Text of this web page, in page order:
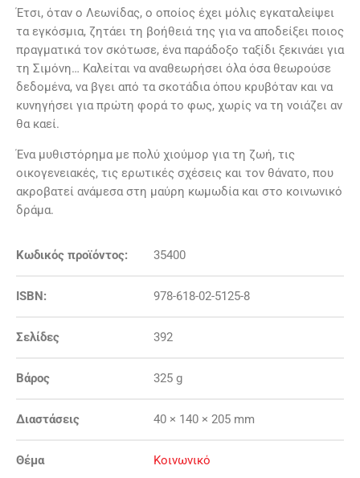
Έτσι, όταν ο Λεωνίδας, ο οποίος έχει μόλις εγκαταλείψει
τα εγκόσμια, ζητάει τη βοήθειά της για να αποδείξει ποιος
πραγματικά τον σκότωσε, ένα παράδοξο ταξίδι ξεκινάει για
τη Σιμόνη… Καλείται να αναθεωρήσει όλα όσα θεωρούσε
δεδομένα, να βγει από τα σκοτάδια όπου κρυβόταν και να
κυνηγήσει για πρώτη φορά το φως, χωρίς να τη νοιάζει αν
θα καεί.
Ένα μυθιστόρημα με πολύ χιούμορ για τη ζωή, τις
οικογενειακές, τις ερωτικές σχέσεις και τον θάνατο, που
ακροβατεί ανάμεσα στη μαύρη κωμωδία και στο κοινωνικό
δράμα.
Κωδικός προϊόντος: 35400
ISBN: 978-618-02-5125-8
Σελίδες 392
Βάρος 325 g
Διαστάσεις 40 × 140 × 205 mm
Θέμα Κοινωνικό